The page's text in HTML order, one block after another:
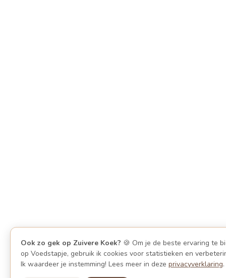
Ook zo gek op Zuivere Koek? 🍪 Om je de beste ervaring te
op Voedstapje, gebruik ik cookies voor statistieken en
Ik waardeer je instemming! Lees meer in deze privacyverklaring.